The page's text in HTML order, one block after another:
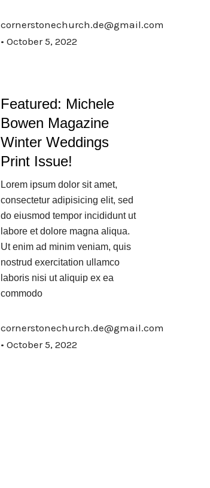
cornerstonechurch.de@gmail.com
October 5, 2022
Featured: Michele
Bowen Magazine
Winter Weddings
Print Issue!
Lorem ipsum dolor sit amet,
consectetur adipisicing elit, sed
do eiusmod tempor incididunt ut
labore et dolore magna aliqua.
Ut enim ad minim veniam, quis
nostrud exercitation ullamco
laboris nisi ut aliquip ex ea
commodo
cornerstonechurch.de@gmail.com
October 5, 2022